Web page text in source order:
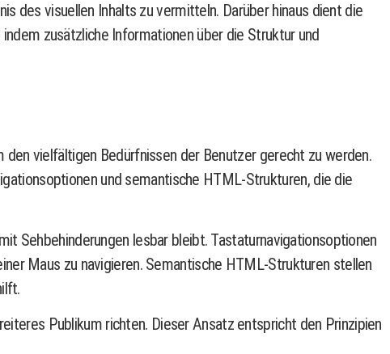
des visuellen Inhalts zu vermitteln. Darüber hinaus dient die
zusätzliche Informationen über die Struktur und
vielfältigen Bedürfnissen der Benutzer gerecht zu werden.
und semantische HTML-Strukturen, die die
Sehbehinderungen lesbar bleibt. Tastaturnavigationsoptionen
Maus zu navigieren. Semantische HTML-Strukturen stellen
Publikum richten. Dieser Ansatz entspricht den Prinzipien